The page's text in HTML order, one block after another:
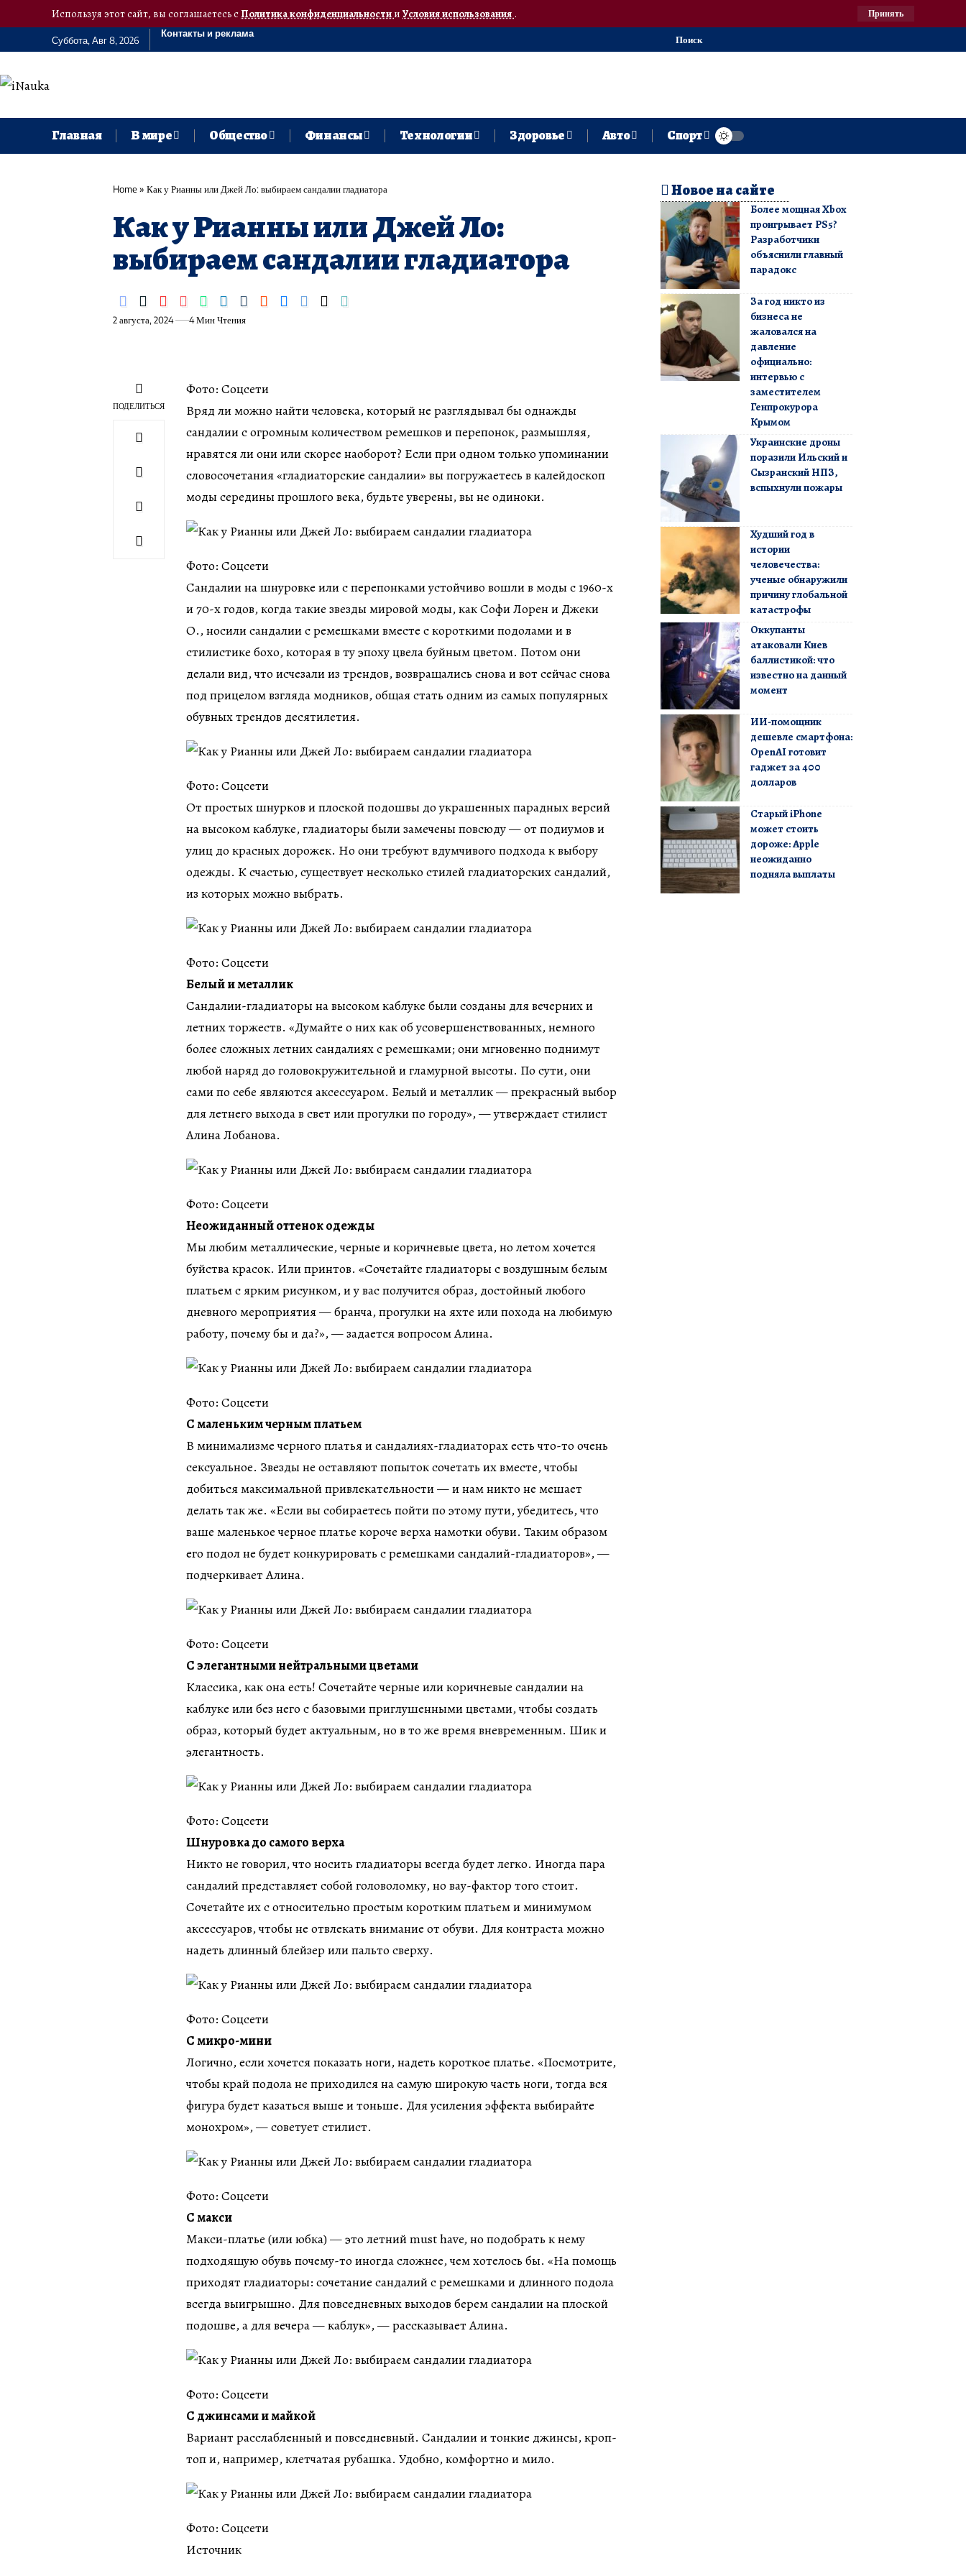
Используя этот сайт, вы соглашаетесь сПолитика конфиденциальностии Условия использования. Принять
Суббота, Авг 8, 2026
Контакты и реклама
Поиск
Главная В мире Общество Финансы Технологии Здоровье Авто Спорт
Home» Как у Рианны или Джей Ло: выбираем сандалии гладиатора
Как у Рианны или Джей Ло:
выбираем сандалии гладиатора
2 августа, 2024 4 Мин Чтения
ПОДЕЛИТЬСЯ
Фото: Соцсети
Вряд ли можно найти человека, который не разглядывал бы однажды
сандалии с огромным количеством ремешков и перепонок, размышляя,
нравятся ли они или скорее наоборот? Если при одном только упоминании
словосочетания «гладиаторские сандалии» вы погружаетесь в калейдоскоп
моды середины прошлого века, будьте уверены, вы не одиноки.
Фото: Соцсети
Сандалии на шнуровке или с перепонками устойчиво вошли в моды с 1960-х
и 70-х годов, когда такие звезды мировой моды, как Софи Лорен и Джеки
О., носили сандалии с ремешками вместе с короткими подолами и в
стилистике бохо, которая в ту эпоху цвела буйным цветом. Потом они
делали вид, что исчезали из трендов, возвращались снова и вот сейчас снова
под прицелом взгляда модников, общая стать одним из самых популярных
обувных трендов десятилетия.
Фото: Соцсети
От простых шнурков и плоской подошвы до украшенных парадных версий
на высоком каблуке, гладиаторы были замечены повсюду — от подиумов и
улиц до красных дорожек. Но они требуют вдумчивого подхода к выбору
одежды. К счастью, существует несколько стилей гладиаторских сандалий,
из которых можно выбрать.
Фото: Соцсети
Белый и металлик
Сандалии-гладиаторы на высоком каблуке были созданы для вечерних и
летних торжеств. «Думайте о них как об усовершенствованных, немного
более сложных летних сандалиях с ремешками; они мгновенно поднимут
любой наряд до головокружительной и гламурной высоты. По сути, они
сами по себе являются аксессуаром. Белый и металлик — прекрасный выбор
для летнего выхода в свет или прогулки по городу», — утверждает стилист
Алина Лобанова.
Фото: Соцсети
Неожиданный оттенок одежды
Мы любим металлические, черные и коричневые цвета, но летом хочется
буйства красок. Или принтов. «Сочетайте гладиаторы с воздушным белым
платьем с ярким рисунком, и у вас получится образ, достойный любого
дневного мероприятия — бранча, прогулки на яхте или похода на любимую
работу, почему бы и да?», — задается вопросом Алина.
Фото: Соцсети
С маленьким черным платьем
В минимализме черного платья и сандалиях-гладиаторах есть что-то очень
сексуальное. Звезды не оставляют попыток сочетать их вместе, чтобы
добиться максимальной привлекательности — и нам никто не мешает
делать так же. «Если вы собираетесь пойти по этому пути, убедитесь, что
ваше маленькое черное платье короче верха намотки обуви. Таким образом
его подол не будет конкурировать с ремешками сандалий-гладиаторов», —
подчеркивает Алина.
Фото: Соцсети
С элегантными нейтральными цветами
Классика, как она есть! Сочетайте черные или коричневые сандалии на
каблуке или без него с базовыми приглушенными цветами, чтобы создать
образ, который будет актуальным, но в то же время вневременным. Шик и
элегантность.
Фото: Соцсети
Шнуровка до самого верха
Никто не говорил, что носить гладиаторы всегда будет легко. Иногда пара
сандалий представляет собой головоломку, но вау-фактор того стоит.
Сочетайте их с относительно простым коротким платьем и минимумом
аксессуаров, чтобы не отвлекать внимание от обуви. Для контраста можно
надеть длинный блейзер или пальто сверху.
Фото: Соцсети
С микро-мини
Логично, если хочется показать ноги, надеть короткое платье. «Посмотрите,
чтобы край подола не приходился на самую широкую часть ноги, тогда вся
фигура будет казаться выше и тоньше. Для усиления эффекта выбирайте
монохром», — советует стилист.
Фото: Соцсети
С макси
Макси-платье (или юбка) — это летний must have, но подобрать к нему
подходящую обувь почему-то иногда сложнее, чем хотелось бы. «На помощь
приходят гладиаторы: сочетание сандалий с ремешками и длинного подола
всегда выигрышно. Для повседневных выходов берем сандалии на плоской
подошве, а для вечера — каблук», — рассказывает Алина.
Фото: Соцсети
С джинсами и майкой
Вариант расслабленный и повседневный. Сандалии и тонкие джинсы, кроп-
топ и, например, клетчатая рубашка. Удобно, комфортно и мило.
Фото: Соцсети
Источник
Новое на сайте
Более мощная Xbox
проигрывает PS5?
Разработчики
объяснили главный
парадокс
За год никто из
бизнеса не
жаловался на
давление
официально:
интервью с
заместителем
Генпрокурора
Крымом
Украинские дроны
поразили Ильский и
Сызранский НПЗ,
вспыхнули пожары
Худший год в
истории
человечества:
ученые обнаружили
причину глобальной
катастрофы
Оккупанты
атаковали Киев
баллистикой: что
известно на данный
момент
ИИ-помощник
дешевле смартфона:
OpenAI готовит
гаджет за 400
долларов
Старый iPhone
может стоить
дороже: Apple
неожиданно
подняла выплаты